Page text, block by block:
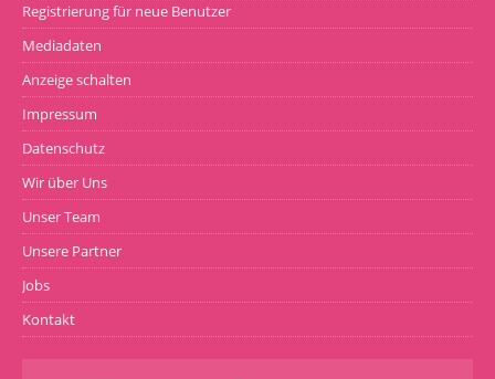
Registrierung für neue Benutzer
Mediadaten
Anzeige schalten
Impressum
Datenschutz
Wir über Uns
Unser Team
Unsere Partner
Jobs
Kontakt